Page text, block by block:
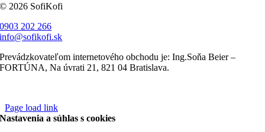
© 2026 SofiKofi
0903 202 266
info@sofikofi.sk
Prevádzkovateľom internetového obchodu je: Ing.Soňa Beier –
FORTÚNA, Na úvrati 21, 821 04 Bratislava.
Page load link
Nastavenia a súhlas s cookies